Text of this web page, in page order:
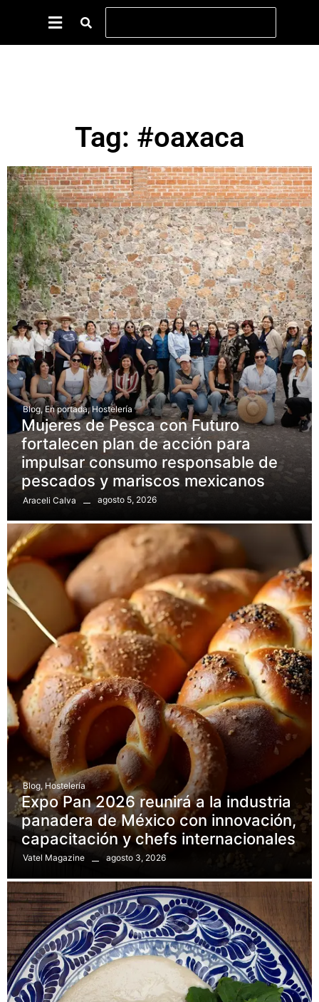
Tag: #oaxaca
Blog, En portada, Hostelería
Mujeres de Pesca con Futuro
fortalecen plan de acción para
impulsar consumo responsable de
pescados y mariscos mexicanos
Araceli Calva agosto 5, 2026
Blog, Hostelería
Expo Pan 2026 reunirá a la industria
panadera de México con innovación,
capacitación y chefs internacionales
Vatel Magazine agosto 3, 2026